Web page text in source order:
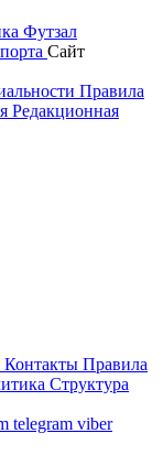
Футзал
Сайт
Правила
Редакционная
Контакты Правила
Структура
telegram viber